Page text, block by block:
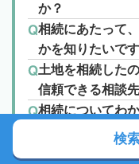
か？
相続にあたって
かを知りたいです
土地を相続した
信頼できる相談
相続についてわ
や相談先、法律
検